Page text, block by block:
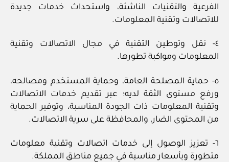
الفرعية والتقنيات الناشئة، واستحداث خدمات جديدة
للاتصالات وتقنية المعلومات.
٤- نقل وتوطين التقنية في مجال الاتصالات وتقنية
المعلومات ومواكبة تطورها.
٥- حماية المصلحة العامة، وحماية المستخدم ومصالحه،
ورفع مستوى الثقة لديه؛ عبر تقديم خدمات الاتصالات
وتقنية المعلومات ذات الجودة المناسبة، وتوفير الحماية
من المحتوى الضار، والمحافظة على سرية الاتصالات.
٦- تعزيز الوصول إلى خدمات اتصالات وتقنية معلومات
متطورة وبأسعار مناسبة في جميع مناطق المملكة.